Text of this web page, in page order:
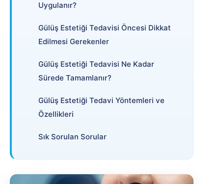
Uygulanır?
Gülüş Estetiği Tedavisi Öncesi Dikkat
Edilmesi Gerekenler
Gülüş Estetiği Tedavisi Ne Kadar
Sürede Tamamlanır?
Gülüş Estetiği Tedavi Yöntemleri ve
Özellikleri
Sık Sorulan Sorular